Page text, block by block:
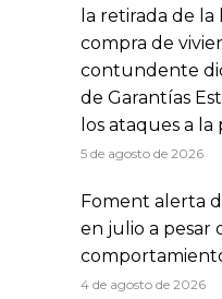
la retirada de
compra de
contundente
de Garantías
los ataques a
5 de agosto de 2026
Foment alerta
en julio a pesar
4 de agosto de 2026